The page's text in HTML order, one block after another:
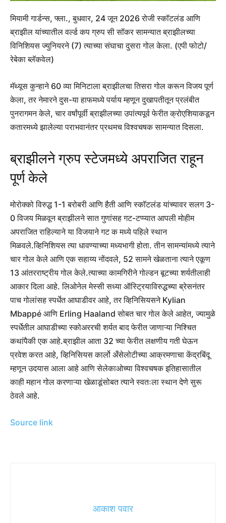
मियामी गार्डन्स, फ्ला., बुधवार, 24 जून 2026 रोजी स्कॉटलंड आणि
ब्राझील यांच्यातील वर्ल्ड कप ग्रुप सी सॉकर सामन्यात ब्राझीलच्या
विनिशियस ज्युनियरने (7) त्याच्या संघाचा दुसरा गोल केला. (एपी फोटो/
रेबेका ब्लॅकवेल)
मॅथ्यूस कुन्हाने 60 व्या मिनिटाला ब्राझीलचा तिसरा गोल करून विजय पूर्ण
केला, तर नेमारने दुस-या हाफमध्ये पर्याय म्हणून दुखापतीतून प्रलंबीत
पुनरागमन केले, चार वर्षांपूर्वी ब्राझीलच्या उपांत्यपूर्व फेरीत क्रोएशियाकडून
कतारमध्ये झालेल्या पराभवानंतर प्रथमच विश्वचषक सामन्यात दिसला.
ब्राझीलने ग्रुप स्टेजमध्ये अपराजित राहून
पूर्ण केले
मोरोक्को विरुद्ध 1-1 बरोबरी आणि हैती आणि स्कॉटलंड यांच्यावर सलग 3-
0 विजय मिळवून ब्राझीलने सात गुणांसह गट-टप्प्यात आपली मोहीम
अपराजित राहिल्याने या विजयाने गट क मध्ये पहिले स्थान
मिळवले.व्हिनिशियस त्या धावण्याच्या मध्यभागी होता. तीन सामन्यांमध्ये त्याने
चार गोल केले आणि एक सहाय्य नोंदवले, 52 सामने खेळताना त्याने एकूण
13 आंतरराष्ट्रीय गोल केले.त्याच्या कामगिरीने गोल्डन बूटच्या शर्यतीलाही
आकार दिला आहे. लिओनेल मेस्सी सध्या ऑस्ट्रियाविरुद्धच्या ब्रेसनंतर
पाच गोलांसह स्पर्धेत आघाडीवर आहे, तर व्हिनिसियसने Kylian
Mbappé आणि Erling Haaland सोबत चार गोल केले आहेत, ज्यामुळे
स्पर्धेतील आघाडीच्या स्कोअररची शर्यत बाद फेरीत जाणाऱ्या निश्चित
कथांपैकी एक आहे.ब्राझील आता 32 च्या फेरीत लक्षणीय गती घेऊन
प्रवेश करत आहे, व्हिनिसियस कार्लो अँसेलोटीच्या आक्रमणाचा केंद्रबिंदू
म्हणून उदयास आला आहे आणि सेलेकाओच्या विश्वचषक इतिहासातील
काही महान गोल करणाऱ्या खेळाडूंसोबत त्याने स्वतःला स्थान देणे सुरू
ठेवले आहे.
Source link
आकाश पवार